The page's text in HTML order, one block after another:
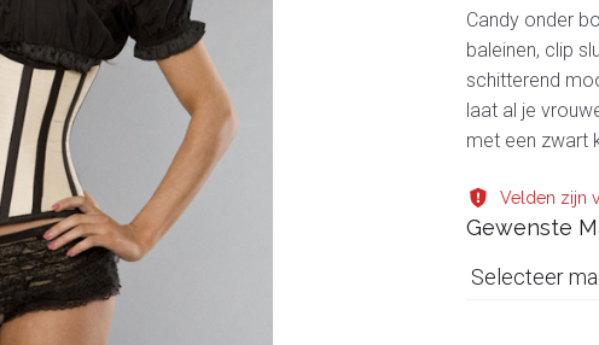
Candy onder
baleinen, clip
schitterend
laat al je
met een zwart
Velden zijn
Gewenste
Selecteer